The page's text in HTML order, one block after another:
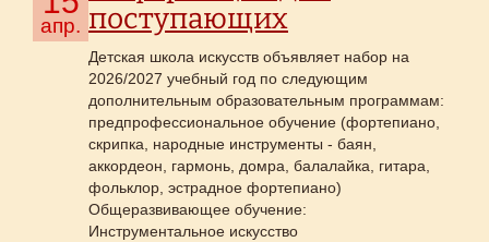
апр. поступающих
Детская школа искусств объявляет набор на
2026/2027 учебный год по следующим
дополнительным образовательным программам:
предпрофессиональное обучение (фортепиано,
скрипка, народные инструменты - баян,
аккордеон, гармонь, домра, балалайка, гитара,
фольклор, эстрадное фортепиано)
Общеразвивающее обучение:
Инструментальное искусство